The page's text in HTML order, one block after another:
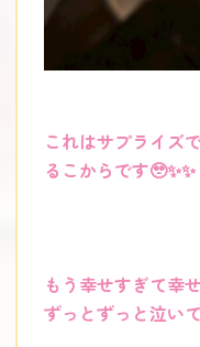
これはサプライズ
るこからです🥹✨✨
もう幸せすぎて幸
ずっとずっと泣いて